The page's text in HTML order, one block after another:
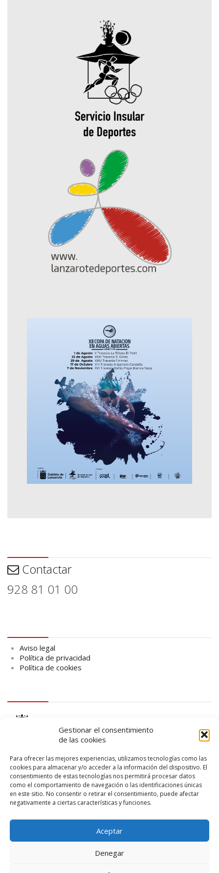
Gestionar el consentimiento
de las cookies
Para ofrecer las mejores experiencias, utilizamos tecnologías como las
cookies para almacenar y/o acceder a la información del dispositivo. El
consentimiento de estas tecnologías nos permitirá procesar datos
como el comportamiento de navegación o las identificaciones únicas
en este sitio. No consentir o retirar el consentimiento, puede afectar
negativamente a ciertas características y funciones.
Aceptar
Denegar
Contactar
928 81 01 00
Aviso legal
Política de privacidad
Política de cookies
logo SID